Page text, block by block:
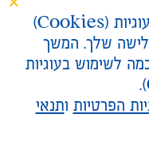
(
Cookies
)
שלך. המשך
לשימוש בעוגיות
).
הפרטיותותנאי